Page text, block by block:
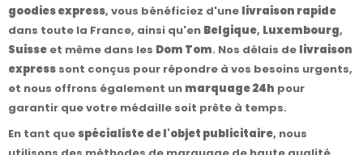
goodies express, vous bénéficiez d'une livraison rapide
dans toute la France, ainsi qu'en Belgique, Luxembourg,
Suisse et même dans les Dom Tom. Nos délais de livraison
express sont conçus pour répondre à vos besoins urgents,
et nous offrons également un marquage 24h pour
garantir que votre médaille soit prête à temps.
En tant quespécialiste de l'objet publicitaire, nous